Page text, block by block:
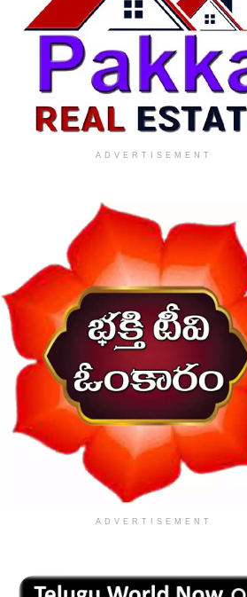
ADVERTISEMENT
ADVERTISEMENT